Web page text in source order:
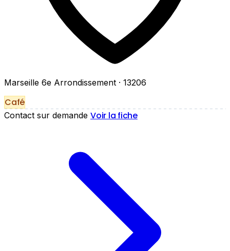
Marseille 6e Arrondissement · 13206
Café
Contact sur demande Voir la fiche